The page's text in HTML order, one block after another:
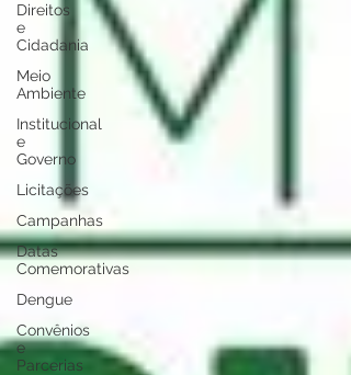
Direitos
e
Cidadania
Meio
Ambiente
Institucional
e
Governo
Licitações
Campanhas
Datas
Comemorativas
Dengue
Convênios
e
Parcerias